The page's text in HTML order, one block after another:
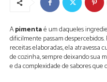
Apimentaé um daqueles
dificilmente passam
receitas elaboradas, ela atravessa
de cozinha, sempre deixando sua
e da complexidade de sabores que